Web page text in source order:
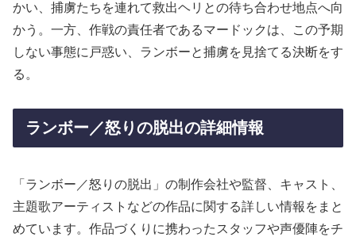
かい、捕虜たちを連れて救出ヘリとの待ち合わせ地点へ向
かう。一方、作戦の責任者であるマードックは、この予期
しない事態に戸惑い、ランボーと捕虜を見捨てる決断をす
る。
ランボー／怒りの脱出の詳細情報
「ランボー／怒りの脱出」の制作会社や監督、キャスト、
主題歌アーティストなどの作品に関する詳しい情報をまと
めています。作品づくりに携わったスタッフや声優陣をチ